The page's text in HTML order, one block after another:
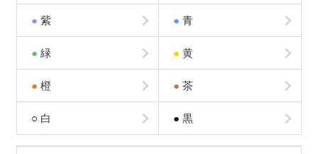
● 紫 ● 青
● 緑 ● 黄
● 橙 ● 茶
○ 白 ● 黒